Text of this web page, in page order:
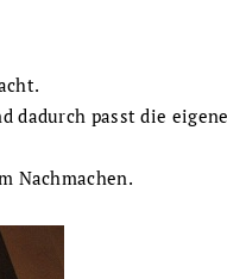
dadurch passt die
Nachmachen.